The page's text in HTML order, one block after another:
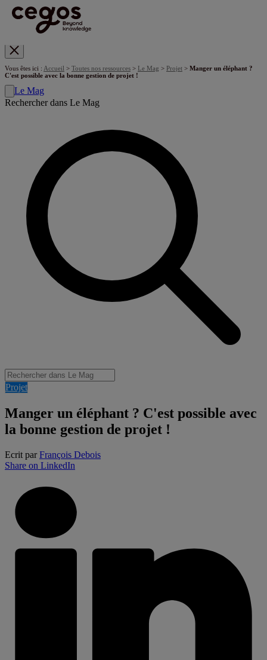
Vous êtes ici : Accueil > Toutes nos ressources > Le Mag > Projet > Manger un éléphant ?
C'est possible avec la bonne gestion de projet !
Le Mag
Rechercher dans Le Mag
Projet
Manger un éléphant ? C'est possible avec
la bonne gestion de projet !
Ecrit parFrançois Debois
Share on LinkedIn